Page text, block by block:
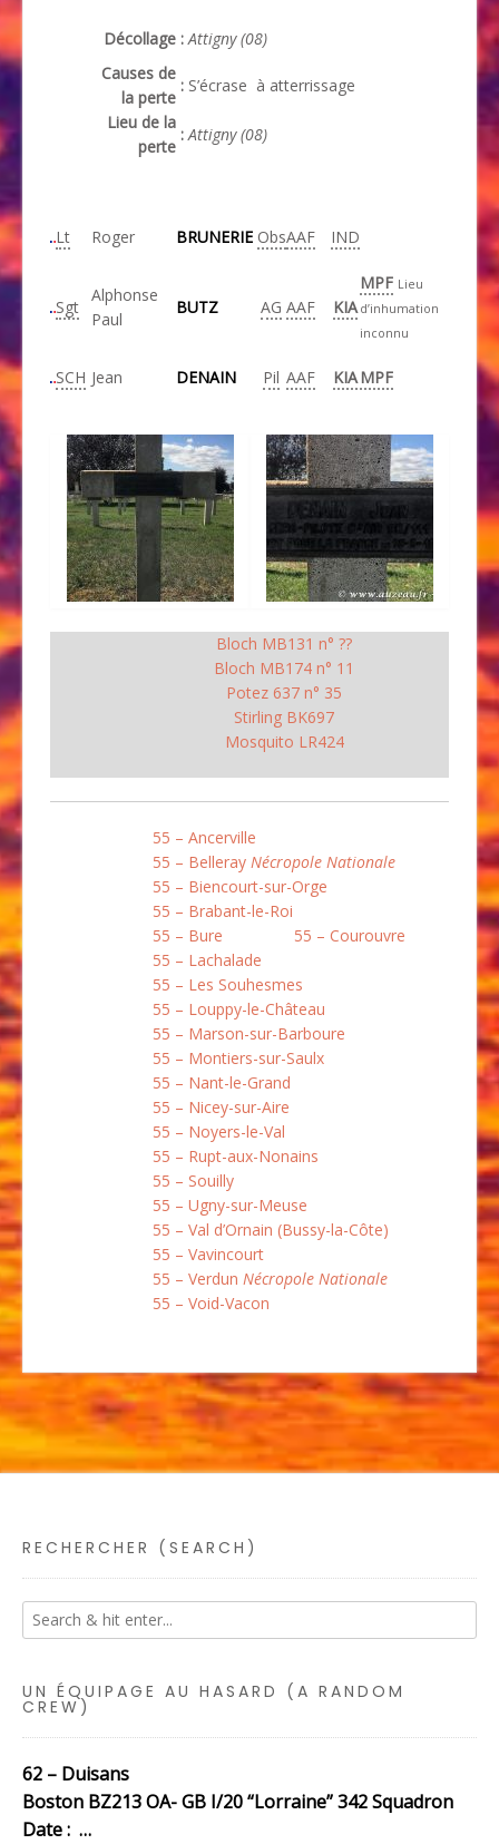
Décollage : Attigny (08)
Causes de
la perte
: S’écrase à atterrissage
Lieu de la
perte
: Attigny (08)
Lt Roger BRUNERIE ObsAAF IND
Sgt
Alphonse
Paul
BUTZ AG AAF KIA
MPF Lieu
d’inhumation
inconnu
SCH Jean DENAIN Pil AAF KIAMPF
Bloch MB131 n° ??
Bloch MB174 n° 11
Potez 637 n° 35
Stirling BK697
Mosquito LR424
55 – Ancerville
55 – Belleray Nécropole Nationale
55 – Biencourt-sur-Orge
55 – Brabant-le-Roi
55 – Bure
55 – Courouvre
55 – Lachalade
55 – Les Souhesmes
55 – Louppy-le-Château
55 – Marson-sur-Barboure
55 – Montiers-sur-Saulx
55 – Nant-le-Grand
55 – Nicey-sur-Aire
55 – Noyers-le-Val
55 – Rupt-aux-Nonains
55 – Souilly
55 – Ugny-sur-Meuse
55 – Val d’Ornain (Bussy-la-Côte)
55 – Vavincourt
55 – Verdun Nécropole Nationale
55 – Void-Vacon
RECHERCHER (SEARCH)
UN ÉQUIPAGE AU HASARD (A RANDOM
CREW)
62 – Duisans
Boston BZ213 OA- GB I/20 “Lorraine” 342 Squadron
Date : …